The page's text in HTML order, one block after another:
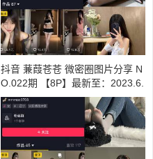
抖音 蒹葭苍苍 微密圈图片分享 N
O.022期 【8P】最新至：2023.6.
12